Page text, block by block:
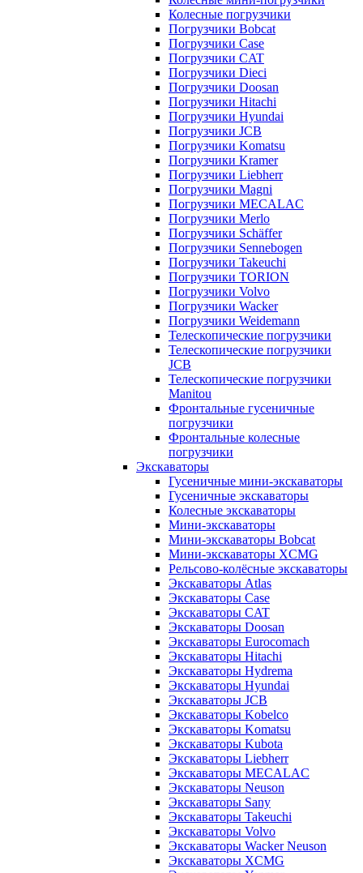
Колесные погрузчики
Погрузчики Bobcat
Погрузчики Case
Погрузчики CAT
Погрузчики Dieci
Погрузчики Doosan
Погрузчики Hitachi
Погрузчики Hyundai
Погрузчики JCB
Погрузчики Komatsu
Погрузчики Kramer
Погрузчики Liebherr
Погрузчики Magni
Погрузчики MECALAC
Погрузчики Merlo
Погрузчики Schäffer
Погрузчики Sennebogen
Погрузчики Takeuchi
Погрузчики TORION
Погрузчики Volvo
Погрузчики Wacker
Погрузчики Weidemann
Телескопические погрузчики
Телескопические погрузчики
JCB
Телескопические погрузчики
Manitou
Фронтальные гусеничные
погрузчики
Фронтальные колесные
погрузчики
Экскаваторы
Гусеничные мини-экскаваторы
Гусеничные экскаваторы
Колесные экскаваторы
Мини-экскаваторы
Мини-экскаваторы Bobcat
Мини-экскаваторы XCMG
Рельсово-колёсные экскаваторы
Экскаваторы Atlas
Экскаваторы Case
Экскаваторы CAT
Экскаваторы Doosan
Экскаваторы Eurocomach
Экскаваторы Hitachi
Экскаваторы Hydrema
Экскаваторы Hyundai
Экскаваторы JCB
Экскаваторы Kobelco
Экскаваторы Komatsu
Экскаваторы Kubota
Экскаваторы Liebherr
Экскаваторы MECALAC
Экскаваторы Neuson
Экскаваторы Sany
Экскаваторы Takeuchi
Экскаваторы Volvo
Экскаваторы Wacker Neuson
Экскаваторы XCMG